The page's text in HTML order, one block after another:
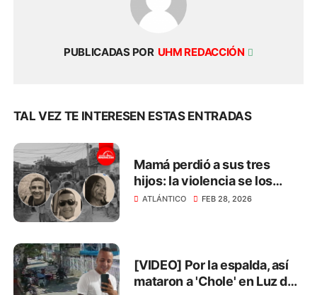
PUBLICADAS POR UHM REDACCIÓN
TAL VEZ TE INTERESEN ESTAS ENTRADAS
Mamá perdió a sus tres
hijos: la violencia se los
arrebató en menos de 3
ATLÁNTICO FEB 28, 2026
[VIDEO] Por la espalda, así
mataron a 'Chole' en Luz del